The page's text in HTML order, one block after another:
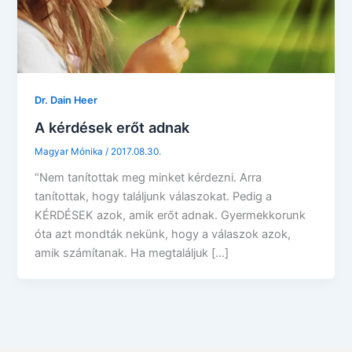
Dr. Dain Heer
A kérdések erőt adnak
Magyar Mónika / 2017.08.30.
“Nem tanítottak meg minket kérdezni. Arra
tanítottak, hogy találjunk válaszokat. Pedig a
KÉRDÉSEK azok, amik erőt adnak. Gyermekkorunk
óta azt mondták nekünk, hogy a válaszok azok,
amik számítanak. Ha megtaláljuk […]